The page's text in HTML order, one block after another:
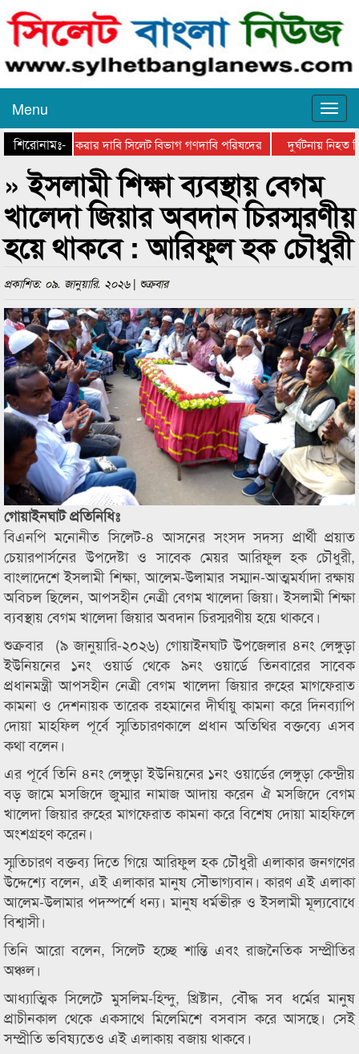
Menu
শিরোনামঃ-
লাইন করার দাবি সিলেট বিভাগ গণদাবি পরিষদের দুর্ঘটনায় নিহত
» ইসলামী শিক্ষা ব্যবস্থায় বেগম
খালেদা জিয়ার অবদান চিরস্মরণীয়
হয়ে থাকবে : আরিফুল হক চৌধুরী
প্রকাশিত: ০৯. জানুয়ারি. ২০২৬ | শুক্রবার
গোয়াইনঘাট প্রতিনিধিঃ
বিএনপি মনোনীত সিলেট-৪ আসনের সংসদ সদস্য প্রার্থী প্রয়াত
চেয়ারপার্সনের উপদেষ্টা ও সাবেক মেয়র আরিফুল হক চৌধুরী,
বাংলাদেশে ইসলামী শিক্ষা, আলেম-উলামার সম্মান-আত্মমর্যাদা রক্ষায়
অবিচল ছিলেন, আপসহীন নেত্রী বেগম খালেদা জিয়া। ইসলামী শিক্ষা
ব্যবস্থায় বেগম খালেদা জিয়ার অবদান চিরস্মরণীয় হয়ে থাকবে।
শুক্রবার (৯ জানুয়ারি-২০২৬) গোয়াইনঘাট উপজেলার ৪নং লেঙ্গুড়া
ইউনিয়নের ১নং ওয়ার্ড থেকে ৯নং ওয়ার্ডে তিনবারের সাবেক
প্রধানমন্ত্রী আপসহীন নেত্রী বেগম খালেদা জিয়ার রুহের মাগফেরাত
কামনা ও দেশনায়ক তারেক রহমানের দীর্ঘায়ু কামনা করে দিনব্যাপি
দোয়া মাহফিল পূর্বে স্মৃতিচারণকালে প্রধান অতিথির বক্তব্যে এসব
কথা বলেন।
এর পূর্বে তিনি ৪নং লেঙ্গুড়া ইউনিয়নের ১নং ওয়ার্ডের লেঙ্গুড়া কেন্দ্রীয়
বড় জামে মসজিদে জুম্মার নামাজ আদায় করেন ঐ মসজিদে বেগম
খালেদা জিয়ার রুহের মাগফেরাত কামনা করে বিশেষ দোয়া মাহফিলে
অংশগ্রহণ করেন।
স্মৃতিচারণ বক্তব্য দিতে গিয়ে আরিফুল হক চৌধুরী এলাকার জনগণের
উদ্দেশ্যে বলেন, এই এলাকার মানুষ সৌভাগ্যবান। কারণ এই এলাকা
আলেম-উলামার পদস্পর্শে ধন্য। মানুষ ধর্মভীরু ও ইসলামী মূল্যবোধে
বিশ্বাসী।
তিনি আরো বলেন, সিলেট হচ্ছে শান্তি এবং রাজনৈতিক সম্প্রীতির
অঞ্চল।
আধ্যাত্মিক সিলেটে মুসলিম-হিন্দু, খ্রিষ্টান, বৌদ্ধ সব ধর্মের মানুষ
প্রাচীনকাল থেকে একসাথে মিলেমিশে বসবাস করে আসছে। সেই
সম্প্রীতি ভবিষ্যতেও এই এলাকায় বজায় থাকবে।